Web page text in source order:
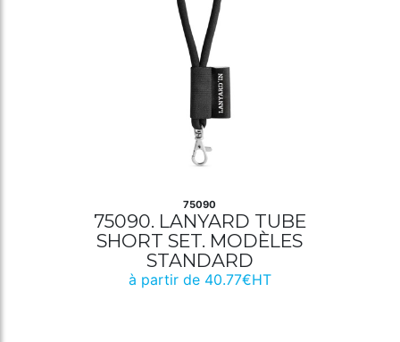
75090
75090. LANYARD TUBE
SHORT SET. MODÈLES
STANDARD
à partir de 40.77€HT